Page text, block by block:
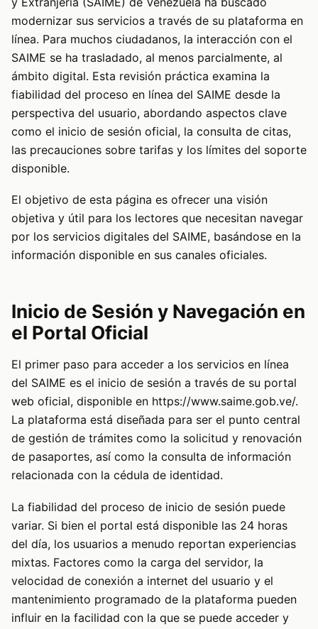
modernizar sus servicios a través de su plataforma en
línea. Para muchos ciudadanos, la interacción con el
SAIME se ha trasladado, al menos parcialmente, al
ámbito digital. Esta revisión práctica examina la
fiabilidad del proceso en línea del SAIME desde la
perspectiva del usuario, abordando aspectos clave
como el inicio de sesión oficial, la consulta de citas,
las precauciones sobre tarifas y los límites del soporte
disponible.
El objetivo de esta página es ofrecer una visión
objetiva y útil para los lectores que necesitan navegar
por los servicios digitales del SAIME, basándose en la
información disponible en sus canales oficiales.
Inicio de Sesión y Navegación en
el Portal Oficial
El primer paso para acceder a los servicios en línea
del SAIME es el inicio de sesión a través de su portal
web oficial, disponible en https://www.saime.gob.ve/.
La plataforma está diseñada para ser el punto central
de gestión de trámites como la solicitud y renovación
de pasaportes, así como la consulta de información
relacionada con la cédula de identidad.
La fiabilidad del proceso de inicio de sesión puede
variar. Si bien el portal está disponible las 24 horas
del día, los usuarios a menudo reportan experiencias
mixtas. Factores como la carga del servidor, la
velocidad de conexión a internet del usuario y el
mantenimiento programado de la plataforma pueden
influir en la facilidad con la que se puede acceder y